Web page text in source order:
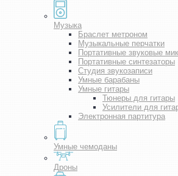
Музыка
Браслет метроном
Музыкальные перчатки
Портативные звуковые
Портативные синтезаторы
Студия звукозаписи
Умные барабаны
Умные гитары
Тюнеры для гитары
Усилители для
Электронная партитура
Умные чемоданы
Дроны